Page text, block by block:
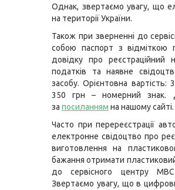
Однак, звертаємо увагу, що
на території України.
Також при зверненні до
собою паспорт з відміткою
довідку про реєстраційний
податків та наявне
засобу. Орієнтовна вартість:
350 грн – номерний знак.
за посиланням на нашому сайті.
Часто при перереєстрації
електронне свідоцтво про
виготовлення на
бажання отримати
до сервісного центру МВС
Звертаємо увагу, що в